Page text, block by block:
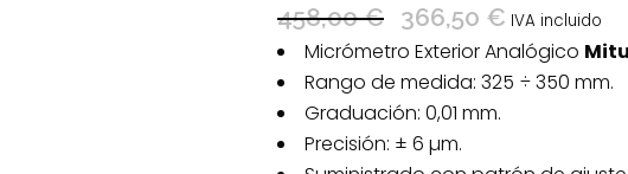
458,00€
El
precio
original
era:
458,00 €.
366,50 € El
precio
actual
IVA incluido
Micrómetro Exterior Analógico
Rango de medida: 325 ÷ 350 mm.
Graduación: 0,01 mm.
Precisión: ± 6 µm.